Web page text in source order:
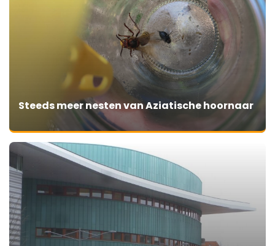
Steeds meer nesten van Aziatische hoornaar